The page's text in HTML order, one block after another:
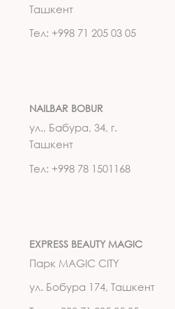
Ташкент
Тел: +998 71 205 03 05
NAILBAR BOBUR
ул., Бабура, 34, г.
Ташкент
Тел: +998 78 1501168
EXPRESS BEAUTY MAGIC
Парк MAGIC CITY
ул. Бобура 174, Ташкент